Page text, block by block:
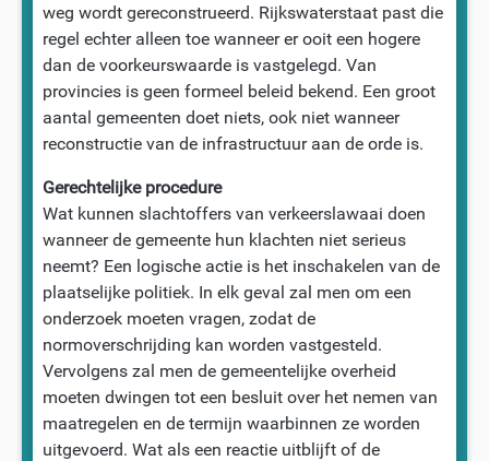
weg wordt gereconstrueerd. Rijkswaterstaat past die
regel echter alleen toe wanneer er ooit een hogere
dan de voorkeurswaarde is vastgelegd. Van
provincies is geen formeel beleid bekend. Een groot
aantal gemeenten doet niets, ook niet wanneer
reconstructie van de infrastructuur aan de orde is.
Gerechtelijke procedure
Wat kunnen slachtoffers van verkeerslawaai doen
wanneer de gemeente hun klachten niet serieus
neemt? Een logische actie is het inschakelen van de
plaatselijke politiek. In elk geval zal men om een
onderzoek moeten vragen, zodat de
normoverschrijding kan worden vastgesteld.
Vervolgens zal men de gemeentelijke overheid
moeten dwingen tot een besluit over het nemen van
maatregelen en de termijn waarbinnen ze worden
uitgevoerd. Wat als een reactie uitblijft of de